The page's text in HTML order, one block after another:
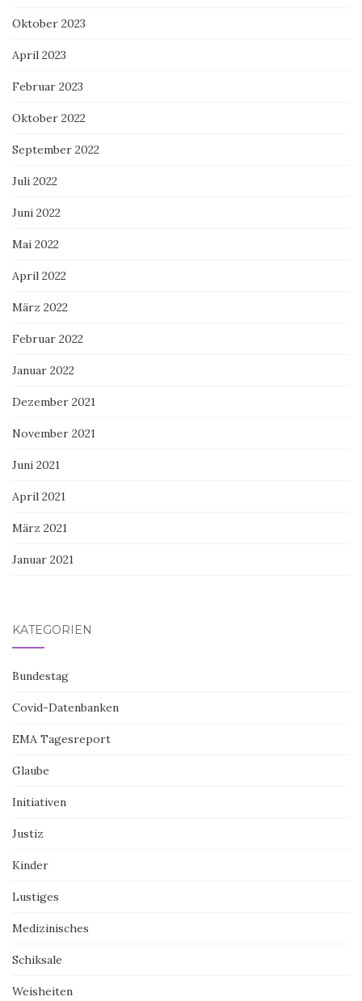
Oktober 2023
April 2023
Februar 2023
Oktober 2022
September 2022
Juli 2022
Juni 2022
Mai 2022
April 2022
März 2022
Februar 2022
Januar 2022
Dezember 2021
November 2021
Juni 2021
April 2021
März 2021
Januar 2021
KATEGORIEN
Bundestag
Covid-Datenbanken
EMA Tagesreport
Glaube
Initiativen
Justiz
Kinder
Lustiges
Medizinisches
Schiksale
Weisheiten